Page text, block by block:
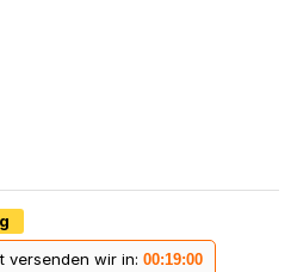
versenden wir in: 00:18:59